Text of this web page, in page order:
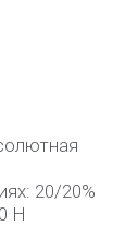
20/20%
Н